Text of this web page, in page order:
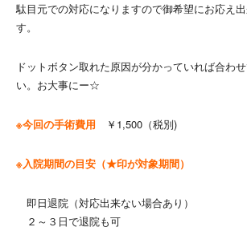
駄目元での対応になりますので御希望にお応え
す。
ドットボタン取れた原因が分かっていれば合わ
い。お大事にー☆
※今回の手術費用 ￥1,500（税別)
※入院期間の目安（★印が対象期間）
即日退院（対応出来ない場合あり）
２～３日で退院も可